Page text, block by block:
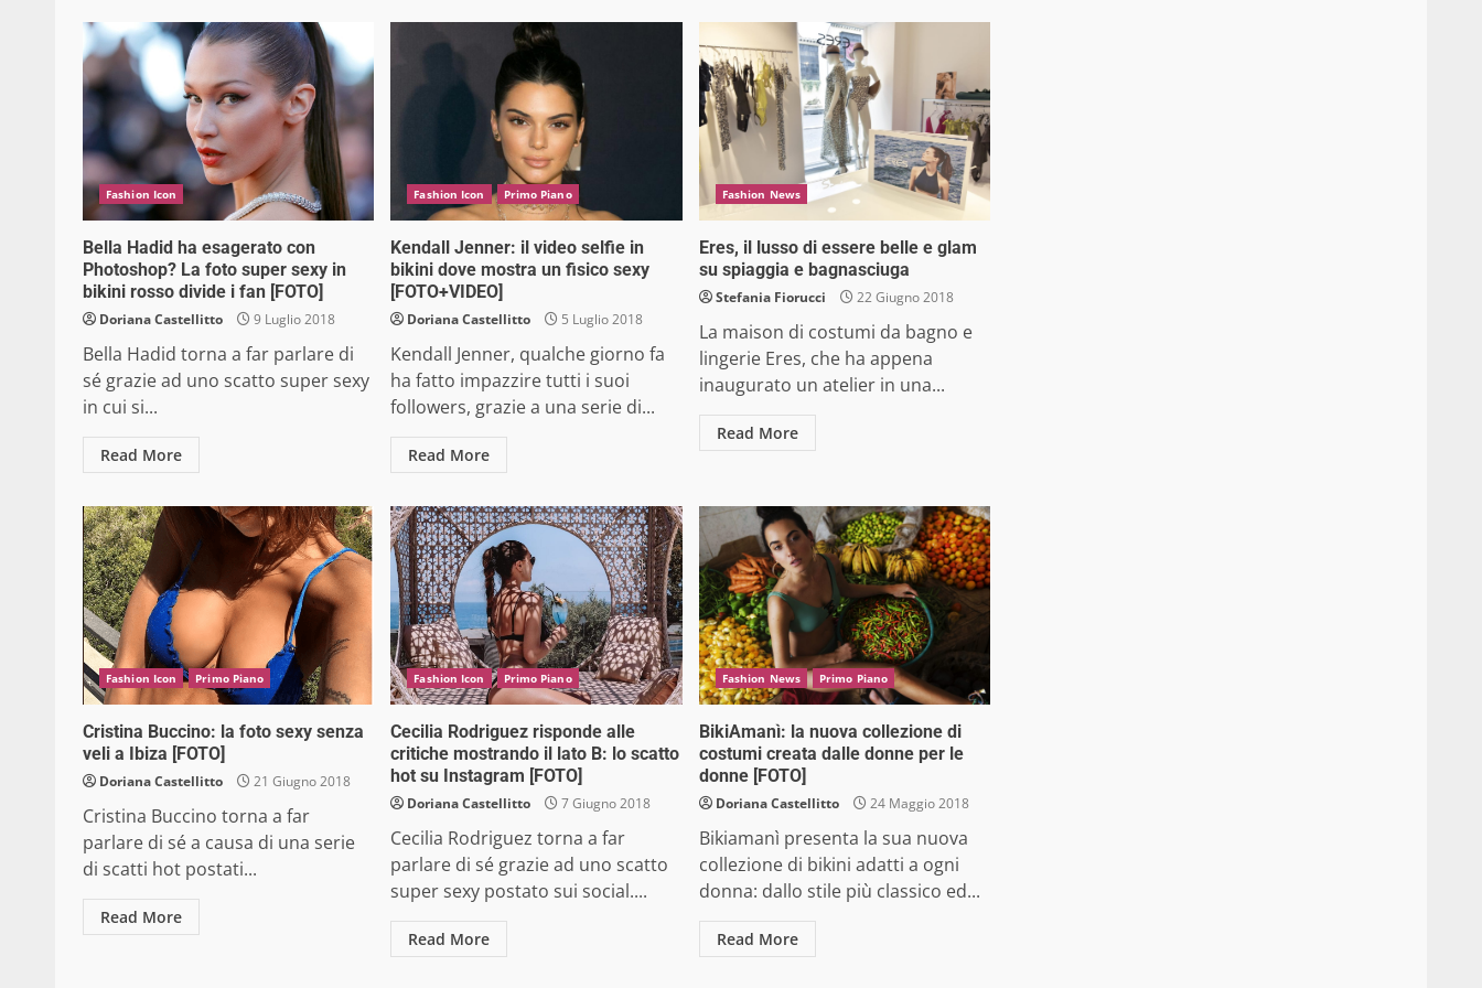
Fashion Icon
Bella Hadid ha esagerato con
Photoshop? La foto super sexy in
bikini rosso divide i fan [FOTO]
Doriana Castellitto 9 Luglio 2018
Bella Hadid torna a far parlare di
sé grazie ad uno scatto super sexy
in cui si...
Read More
Fashion Icon Primo Piano
Kendall Jenner: il video selfie in
bikini dove mostra un fisico sexy
[FOTO+VIDEO]
Doriana Castellitto 5 Luglio 2018
Kendall Jenner, qualche giorno fa
ha fatto impazzire tutti i suoi
followers, grazie a una serie di...
Read More
Fashion News
Eres, il lusso di essere belle e glam
su spiaggia e bagnasciuga
Stefania Fiorucci 22 Giugno 2018
La maison di costumi da bagno e
lingerie Eres, che ha appena
inaugurato un atelier in una...
Read More
Fashion Icon Primo Piano
Cristina Buccino: la foto sexy senza
veli a Ibiza [FOTO]
Doriana Castellitto 21 Giugno 2018
Cristina Buccino torna a far
parlare di sé a causa di una serie
di scatti hot postati...
Read More
Fashion Icon Primo Piano
Cecilia Rodriguez risponde alle
critiche mostrando il lato B: lo scatto
hot su Instagram [FOTO]
Doriana Castellitto 7 Giugno 2018
Cecilia Rodriguez torna a far
parlare di sé grazie ad uno scatto
super sexy postato sui social....
Read More
Fashion News Primo Piano
BikiAmanì: la nuova collezione di
costumi creata dalle donne per le
donne [FOTO]
Doriana Castellitto 24 Maggio 2018
Bikiamanì presenta la sua nuova
collezione di bikini adatti a ogni
donna: dallo stile più classico ed...
Read More